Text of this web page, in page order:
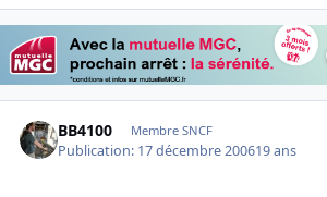
BB4100 Membre SNCF
Publication: 17 décembre 200619 ans